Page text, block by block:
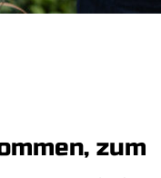
zum